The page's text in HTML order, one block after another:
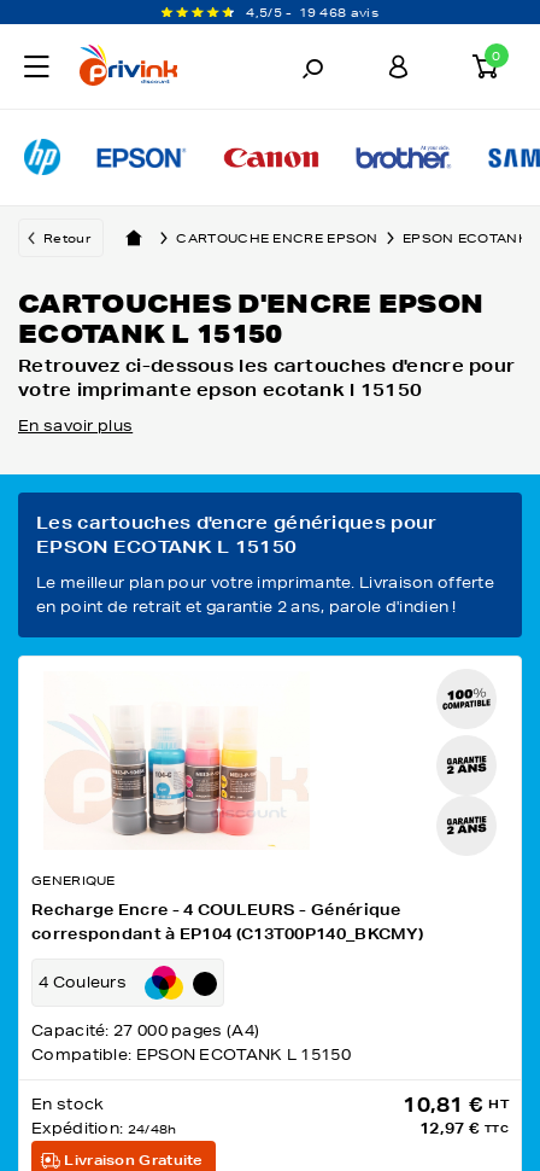
4,5/5 - 19 468 avis
0
Retour CARTOUCHE ENCRE EPSON EPSON ECOTANK
CARTOUCHES D'ENCRE EPSON
ECOTANK L 15150
Retrouvez ci-dessous les cartouches d'encre pour
votre imprimante epson ecotank l 15150
En savoir plus
Les cartouches d'encre génériques pour
EPSON ECOTANK L 15150
Le meilleur plan pour votre imprimante. Livraison offerte
en point de retrait et garantie 2 ans, parole d'indien !
GENERIQUE
Recharge Encre - 4 COULEURS - Générique
correspondant à EP104 (C13T00P140_BKCMY)
4 Couleurs
Capacité: 27 000 pages (A4)
Compatible: EPSON ECOTANK L 15150
En stock
Expédition: 24/48h
10,81 € HT
12,97 € TTC
Livraison Gratuite